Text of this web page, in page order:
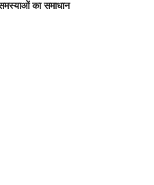
का समाधान